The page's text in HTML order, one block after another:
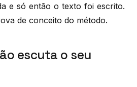
e só então o texto foi escrito.
de conceito do método.
escuta o seu